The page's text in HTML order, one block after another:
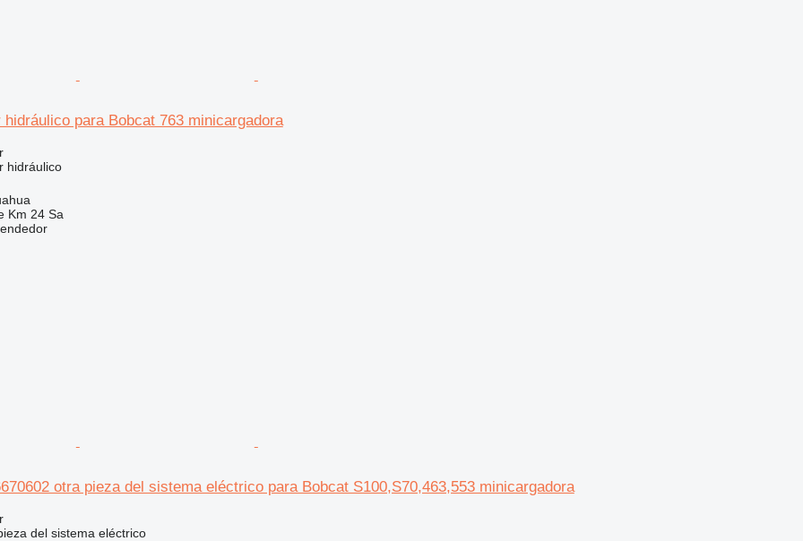
hidráulico para Bobcat 763 minicargadora
hidráulico
Km 24 Sa
otra pieza del sistema eléctrico para Bobcat S100,S70,463,553 minicargadora
del sistema eléctrico